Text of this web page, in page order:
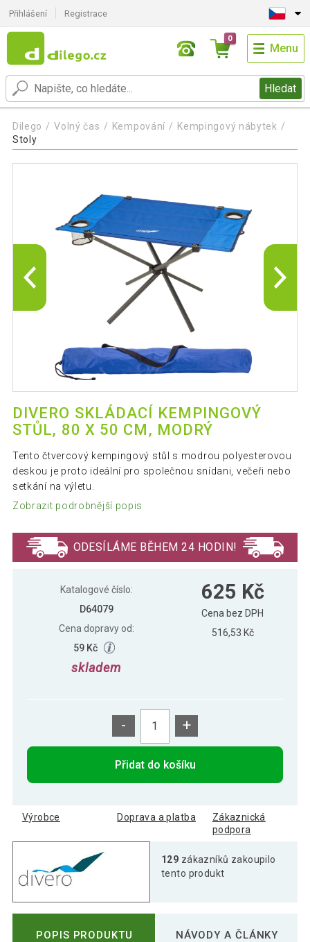
Přihlášení Registrace
Hledat
0
Menu
Dilego Volný čas Kempování
Kempingový nábytek
Stoly
DIVERO SKLÁDACÍ KEMPINGOVÝ
STŮL, 80 X 50 CM, MODRÝ
Tento čtvercový kempingový stůl s modrou polyesterovou
deskou je proto ideální pro společnou snídani, večeři nebo
setkání na výletu.
Zobrazit podrobnější popis
ODESÍLÁME BĚHEM 24 HODIN!
Katalogové číslo:
D64079
Cena dopravy od:
59 Kč
skladem
625 Kč
Cena bez DPH
516,53 Kč
- +
Přidat do košíku
Výrobce Doprava a platba
Zákaznická
podpora
129 zákazníků zakoupilo
tento produkt
POPIS PRODUKTU NÁVODY A ČLÁNKY